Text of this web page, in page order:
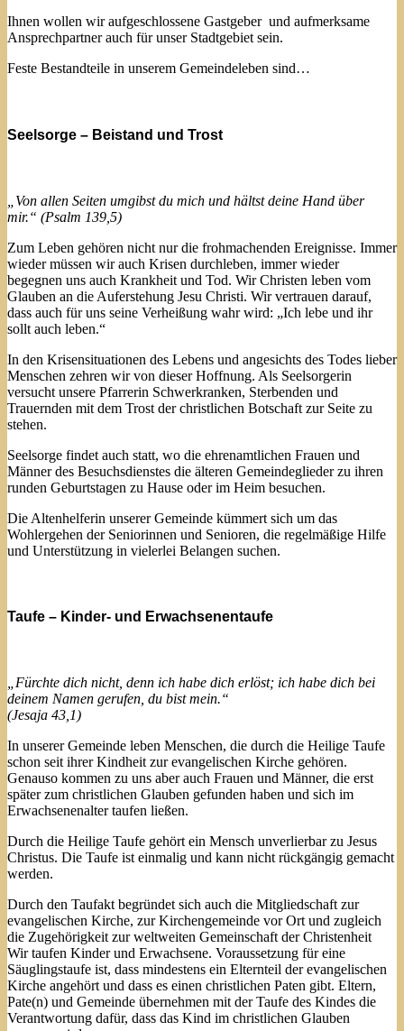
Ihnen wollen wir aufgeschlossene Gastgeber und aufmerksame
Ansprechpartner auch für unser Stadtgebiet sein.
Feste Bestandteile in unserem Gemeindeleben sind…
Seelsorge – Beistand und Trost
„Von allen Seiten umgibst du mich und hältst deine Hand über
mir.“ (Psalm 139,5)
Zum Leben gehören nicht nur die frohmachenden Ereignisse. Immer
wieder müssen wir auch Krisen durchleben, immer wieder
begegnen uns auch Krankheit und Tod. Wir Christen leben vom
Glauben an die Auferstehung Jesu Christi. Wir vertrauen darauf,
dass auch für uns seine Verheißung wahr wird: „Ich lebe und ihr
sollt auch leben.“
In den Krisensituationen des Lebens und angesichts des Todes lieber
Menschen zehren wir von dieser Hoffnung. Als Seelsorgerin
versucht unsere Pfarrerin Schwerkranken, Sterbenden und
Trauernden mit dem Trost der christlichen Botschaft zur Seite zu
stehen.
Seelsorge findet auch statt, wo die ehrenamtlichen Frauen und
Männer des Besuchsdienstes die älteren Gemeindeglieder zu ihren
runden Geburtstagen zu Hause oder im Heim besuchen.
Die Altenhelferin unserer Gemeinde kümmert sich um das
Wohlergehen der Seniorinnen und Senioren, die regelmäßige Hilfe
und Unterstützung in vielerlei Belangen suchen.
Taufe – Kinder- und Erwachsenentaufe
„Fürchte dich nicht, denn ich habe dich erlöst; ich habe dich bei
deinem Namen gerufen, du bist mein.“
(Jesaja 43,1)
In unserer Gemeinde leben Menschen, die durch die Heilige Taufe
schon seit ihrer Kindheit zur evangelischen Kirche gehören.
Genauso kommen zu uns aber auch Frauen und Männer, die erst
später zum christlichen Glauben gefunden haben und sich im
Erwachsenenalter taufen ließen.
Durch die Heilige Taufe gehört ein Mensch unverlierbar zu Jesus
Christus. Die Taufe ist einmalig und kann nicht rückgängig gemacht
werden.
Durch den Taufakt begründet sich auch die Mitgliedschaft zur
evangelischen Kirche, zur Kirchengemeinde vor Ort und zugleich
die Zugehörigkeit zur weltweiten Gemeinschaft der Christenheit
Wir taufen Kinder und Erwachsene. Voraussetzung für eine
Säuglingstaufe ist, dass mindestens ein Elternteil der evangelischen
Kirche angehört und dass es einen christlichen Paten gibt. Eltern,
Pate(n) und Gemeinde übernehmen mit der Taufe des Kindes die
Verantwortung dafür, dass das Kind im christlichen Glauben